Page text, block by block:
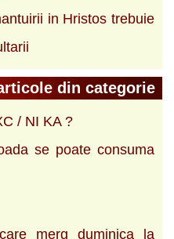
in Hristos trebuie
din categorie
/ NI KA ?
se poate consuma
merg duminica la